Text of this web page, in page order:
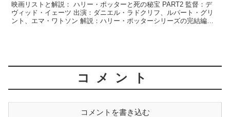
映画リストと解説： ハリー・ポッターと死の秘宝 PART2 監督：デ
ヴィッド・イェーツ 出演：ダニエル・ラドクリフ、ルパート・グリ
ント、エマ・ワトソン 解説：ハリー・ポッターシリーズの完結編。
コメント
コメントを書き込む